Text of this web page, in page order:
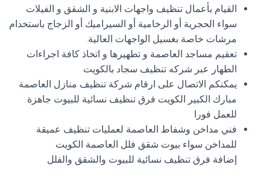
القيام بأعمال تنظيف واجهات الابنية و الشقق و الفيلات
سواء الحجرية أو الرخامية أو السيراميك أو الزجاج باستخدام
مرشات خاصة بغسيل الواجهات العالية.
تعقيم مساجد العاصمة و تطهيرها و اتخاذ كافة اجراءات
الطهار عبر شركه تنظيف سجاد بالكويت
يمكنكم الاتصال على ارقام شركة تنظيف منازل العاصمة
مبارك الكبير الكويت فرق تنظيف نسائية للبيوت جاهزة
للعمل فورا
فني مداخن وشفاط العاصمة لعمليات تنظيف عميقة
للمداخن سواء بيوت شقق فلل العاصمة الكويت
إضافة فرق تنظيف نسائية للبيوت والشقق والفلل